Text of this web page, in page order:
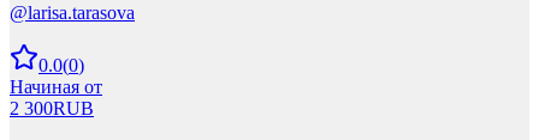
@larisa.tarasova
0.0(0)
Начиная от
2 300RUB